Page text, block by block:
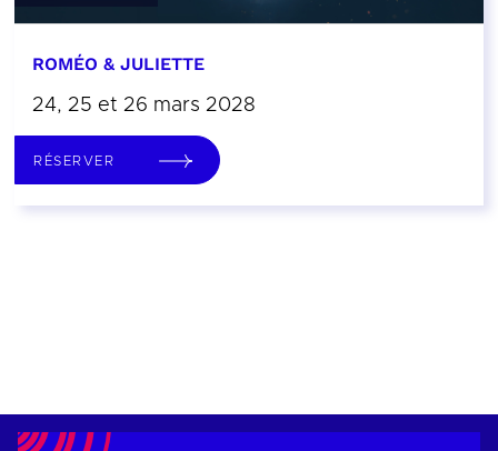
ROMÉO & JULIETTE
24, 25 et 26 mars 2028
RÉSERVER